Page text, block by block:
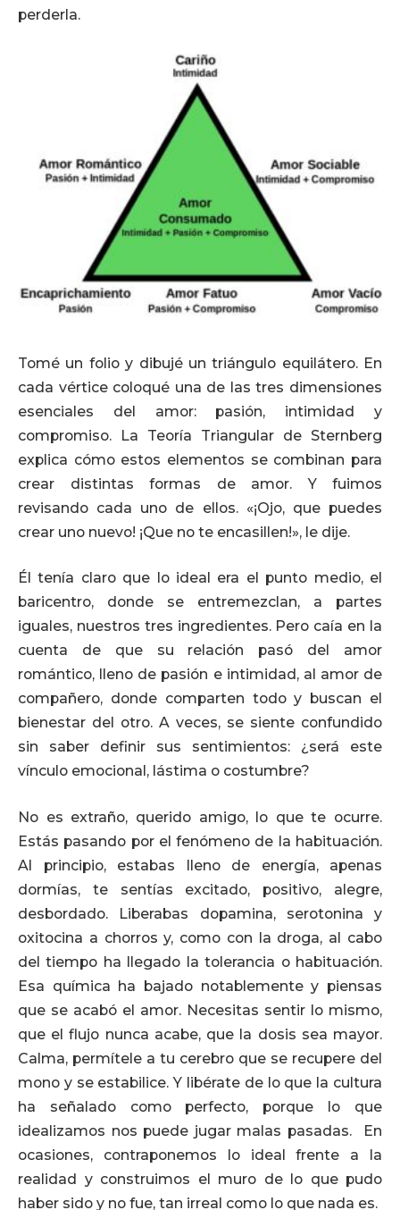
perderla.
Tomé un folio y dibujé un triángulo equilátero. En
cada vértice coloqué una de las tres dimensiones
esenciales del amor: pasión, intimidad y
compromiso. La Teoría Triangular de Sternberg
explica cómo estos elementos se combinan para
crear distintas formas de amor. Y fuimos
revisando cada uno de ellos. «¡Ojo, que puedes
crear uno nuevo! ¡Que no te encasillen!», le dije.
Él tenía claro que lo ideal era el punto medio, el
baricentro, donde se entremezclan, a partes
iguales, nuestros tres ingredientes. Pero caía en la
cuenta de que su relación pasó del amor
romántico, lleno de pasión e intimidad, al amor de
compañero, donde comparten todo y buscan el
bienestar del otro. A veces, se siente confundido
sin saber definir sus sentimientos: ¿será este
vínculo emocional, lástima o costumbre?
No es extraño, querido amigo, lo que te ocurre.
Estás pasando por el fenómeno de la habituación.
Al principio, estabas lleno de energía, apenas
dormías, te sentías excitado, positivo, alegre,
desbordado. Liberabas dopamina, serotonina y
oxitocina a chorros y, como con la droga, al cabo
del tiempo ha llegado la tolerancia o habituación.
Esa química ha bajado notablemente y piensas
que se acabó el amor. Necesitas sentir lo mismo,
que el flujo nunca acabe, que la dosis sea mayor.
Calma, permítele a tu cerebro que se recupere del
mono y se estabilice. Y libérate de lo que la cultura
ha señalado como perfecto, porque lo que
idealizamos nos puede jugar malas pasadas. En
ocasiones, contraponemos lo ideal frente a la
realidad y construimos el muro de lo que pudo
haber sido y no fue, tan irreal como lo que nada es.